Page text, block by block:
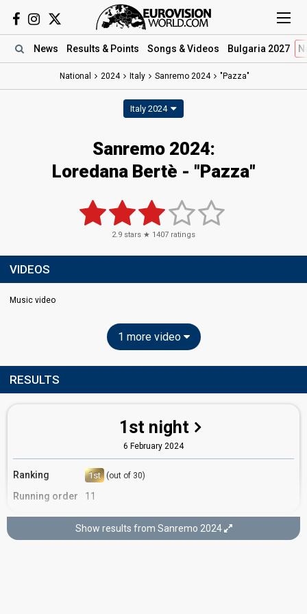
News Results & Points Songs & Videos Bulgaria 2027
National 2024 Italy Sanremo 2024 "Pazza"
Italy 2024
Sanremo 2024:
Loredana Bertè - "Pazza"
2.9 stars ★ 1407 ratings
VIDEOS
Music video
1 more video
RESULTS
1st night
6 February 2024
Ranking 1st (out of 30)
Running order 11
2nd night
Show results from Sanremo 2024